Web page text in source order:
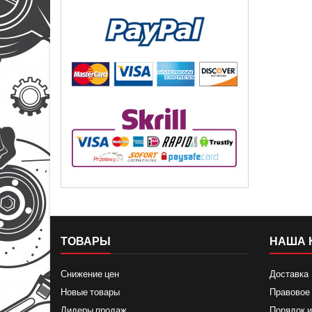
ТОВАРЫ
Снижение цен
Новые товары
НАША
Доставка